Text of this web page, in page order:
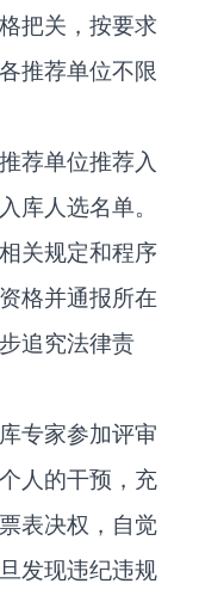
把关，按要求
推荐单位不限
荐单位推荐入
库人选名单。
关规定和程序
格并通报所在
追究法律责
专家参加评审
人的干预，充
表决权，自觉
发现违纪违规